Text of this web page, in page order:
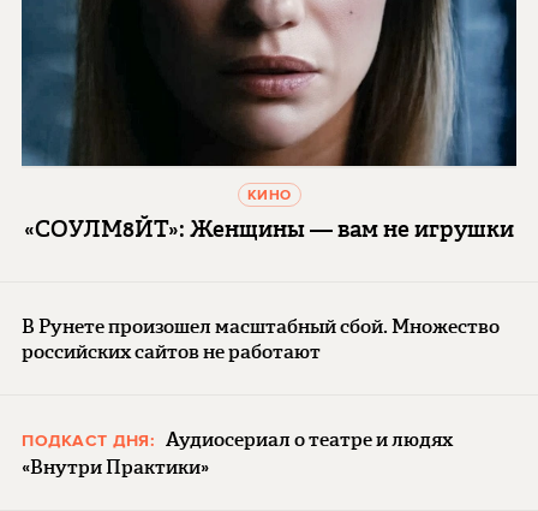
КИНО
«СОУЛМ8ЙТ»: Женщины — вам не игрушки
В Рунете произошел масштабный сбой. Множество
российских сайтов не работают
ПОДКАСТ ДНЯ: Аудиосериал о театре и людях
«Внутри Практики»